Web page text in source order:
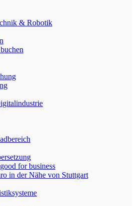
& Robotik
for business
in der Nähe von Stuttgart